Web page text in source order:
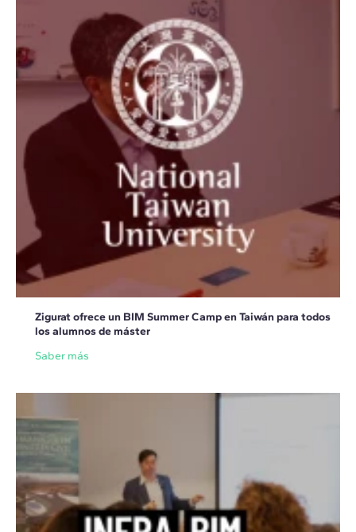
Zigurat ofrece un BIM Summer Camp en Taiwán para todos
los alumnos de máster
Saber más